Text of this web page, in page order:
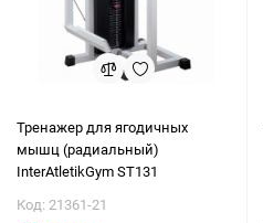
Тренажер для ягодичных
мышц (радиальный)
InterAtletikGym ST131
Код: 21361-21